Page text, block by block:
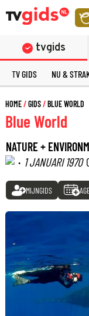
tvgids
TV GIDS NU &
HOME GIDS BLUE WORLD
Blue World
NATURE +
· 1 JANUARI 1970
MIJNGIDS